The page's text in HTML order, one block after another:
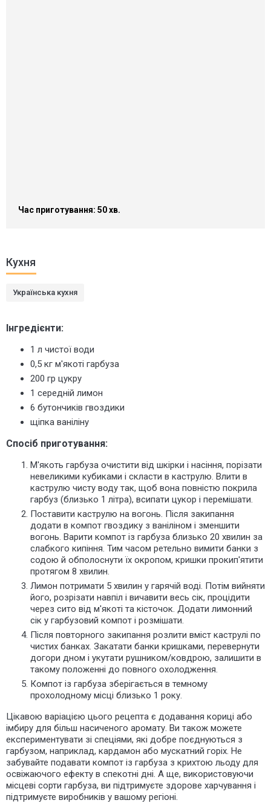
Час приготування: 50 хв.
Кухня
Українська кухня
Інгредієнти:
1 л чистої води
0,5 кг м'якоті гарбуза
200 гр цукру
1 середній лимон
6 бутончиків гвоздики
щіпка ваніліну
Спосіб приготування:
М'якоть гарбуза очистити від шкірки і насіння, порізати
невеликими кубиками і скласти в каструлю. Влити в
каструлю чисту воду так, щоб вона повністю покрила
гарбуз (близько 1 літра), всипати цукор і перемішати.
Поставити каструлю на вогонь. Після закипання
додати в компот гвоздику з ваніліном і зменшити
вогонь. Варити компот із гарбуза близько 20 хвилин за
слабкого кипіння. Тим часом ретельно вимити банки з
содою й обполоснути їх окропом, кришки прокип'ятити
протягом 8 хвилин.
Лимон потримати 5 хвилин у гарячій воді. Потім вийняти
його, розрізати навпіл і вичавити весь сік, процідити
через сито від м'якоті та кісточок. Додати лимонний
сік у гарбузовий компот і розмішати.
Після повторного закипання розлити вміст каструлі по
чистих банках. Закатати банки кришками, перевернути
догори дном і укутати рушником/ковдрою, залишити в
такому положенні до повного охолодження.
Компот із гарбуза зберігається в темному
прохолодному місці близько 1 року.
Цікавою варіацією цього рецепта є додавання кориці або
імбиру для більш насиченого аромату. Ви також можете
експериментувати зі спеціями, які добре поєднуються з
гарбузом, наприклад, кардамон або мускатний горіх. Не
забувайте подавати компот із гарбуза з крихтою льоду для
освіжаючого ефекту в спекотні дні. А ще, використовуючи
місцеві сорти гарбуза, ви підтримуєте здорове харчування і
підтримуєте виробників у вашому регіоні.